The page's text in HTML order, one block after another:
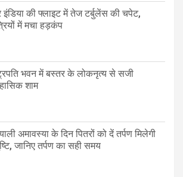
इंडिया की फ्लाइट में तेज टर्बुलेंस की चपेट,
में मचा हड़कंप
भवन में बस्तर के लोकनृत्य से सजी
शाम
अमावस्या के दिन पितरों को दें तर्पण मिलेगी
जानिए तर्पण का सही समय